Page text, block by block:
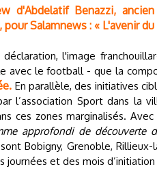
d'Abdelatif Benazzi,
pour Salamnews : « L'avenir
l'image
avec le football - que la
En parallèle, des initiatives
l’association Sport dans la
ces zones marginalisés.
approfondi de découverte
Bobigny, Grenoble, Rillieux-
journées et des mois